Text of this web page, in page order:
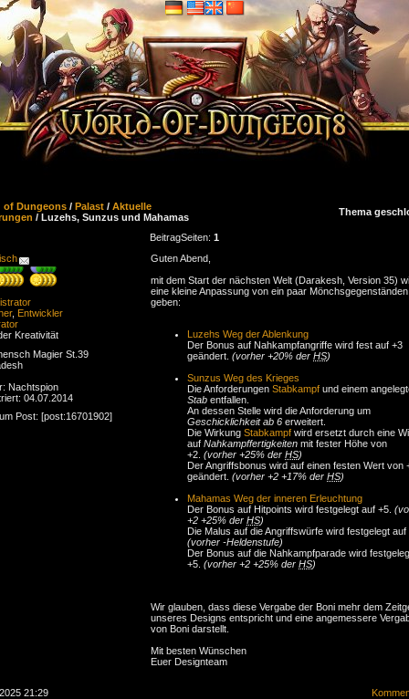
of Dungeons / Palast / Aktuelle
/ Luzehs, Sunzus und Mahamas Thema
BeitragSeiten: 1
, Entwickler
Kreativität
Magier St.39
Nachtspion
04.07.2014
Post: [post:16701902]
Guten Abend,
mit dem Start der nächsten Welt (Darakesh, Version 35)
eine kleine Anpassung von ein paar Mönchsgegenständen
geben:
Luzehs Weg der Ablenkung
Der Bonus auf Nahkampfangriffe wird fest auf +3
geändert. (vorher +20% der HS)
Sunzus Weg des Krieges
Die Anforderungen Stabkampf und einem
Stab entfallen.
An dessen Stelle wird die Anforderung um
Geschicklichkeit ab 6 erweitert.
Die Wirkung Stabkampf wird ersetzt durch eine
auf Nahkampffertigkeiten mit fester Höhe von
+2. (vorher +25% der HS)
Der Angriffsbonus wird auf einen festen Wert von
geändert. (vorher +2 +17% der HS)
Mahamas Weg der inneren Erleuchtung
Der Bonus auf Hitpoints wird festgelegt auf +5.
+2 +25% der HS)
Die Malus auf die Angriffswürfe wird festgelegt auf
(vorher -Heldenstufe)
Der Bonus auf die Nahkampfparade wird
+5. (vorher +2 +25% der HS)
Wir glauben, dass diese Vergabe der Boni mehr dem
unseres Designs entspricht und eine angemessere
von Boni darstellt.
Mit besten Wünschen
Euer Designteam
21:29